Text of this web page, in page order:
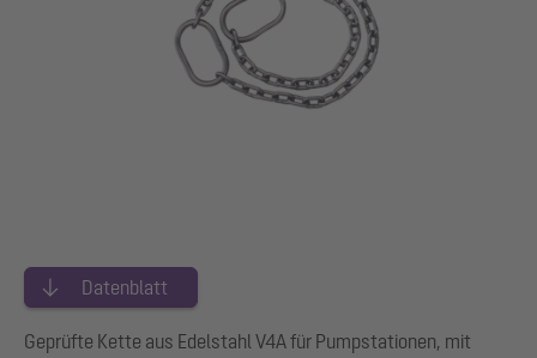
Datenblatt
Geprüfte Kette aus Edelstahl V4A für Pumpstationen, mit